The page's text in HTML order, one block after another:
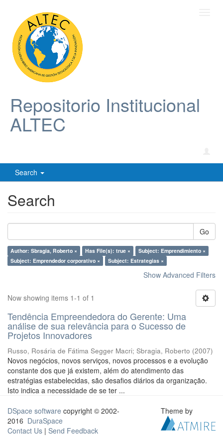
Repositorio Institucional
ALTEC
Search
Search
Go
Author: Sbragia, Roberto × Has File(s): true ×
Subject: Emprendimiento ×
Subject: Emprendedor corporativo ×
Subject: Estrategias ×
Show Advanced Filters
Now showing items 1-1 of 1
Tendência Empreendedora do Gerente: Uma
análise de sua relevância para o Sucesso de
Projetos Innovadores
Russo, Rosária de Fátima Segger Macri; Sbragia, Roberto (2007)
Novos negócios, novos serviços, novos processos e a evolução
constante dos que já existem, além do atendimento das
estratégias estabelecidas, são desafios diários da organização.
Isto indica a necessidade de se ter ...
DSpace software copyright © 2002-
2016 DuraSpace
Contact Us | Send Feedback
Theme by